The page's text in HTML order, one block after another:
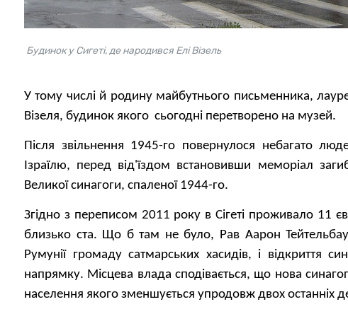
Будинок у Сигеті, де народився Елі Візель
У тому числі й родину майбутнього письменника,
Візеля, будинок якого сьогодні перетворено на музей.
Після звільнення 1945-го повернулося небагато
Ізраїлю, перед від'їздом встановивши меморіал
Великої синагоги, спаленої 1944-го.
Згідно з переписом 2011 року в Сігеті проживало 11
близько ста. Що б там не було, Рав Аарон
Румунії громаду сатмарських хасидів, і
напрямку. Місцева влада сподівається, що нова
населення якого зменшується упродовж двох останніх